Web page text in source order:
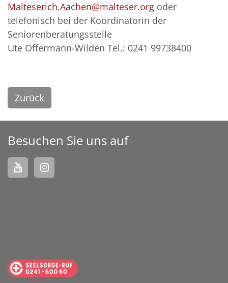
Malteserich.Aachen@malteser.org oder
telefonisch bei der Koordinatorin der
Seniorenberatungsstelle
Ute Offermann-Wilden Tel.: 0241 99738400
Zurück
Besuchen Sie uns auf